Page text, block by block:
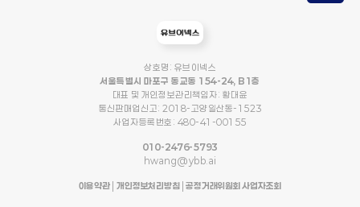
상호명: 유브이넥스
서울특별시 마포구 동교동 154-24, B1층
대표 및 개인정보관리책임자: 황대윤
통신판매업신고: 2018-고양일산동-1523
사업자등록번호: 480-41-00155
010-2476-5793
hwang@ybb.ai
이용약관|개인정보처리방침 공정거래위원회 사업자조회